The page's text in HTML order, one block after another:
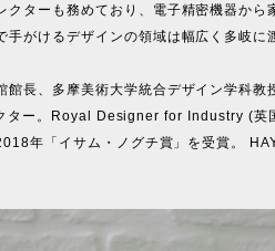
クターも務めており、電子精密機器から
手がけるデザインの領域は幅広く多岐に
館長、多摩美術大学統合デザイン学科
ター。Royal Designer for Industry (英
年「イサム・ノグチ賞」を受賞。